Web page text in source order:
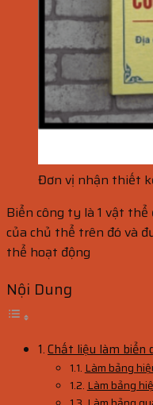
Đơn vị nhận thiết
Biển công ty là 1 vật
của chủ thể trên đó và
thể hoạt động
Nội Dung
Chất liệu làm biển
Làm bảng
Làm bảng